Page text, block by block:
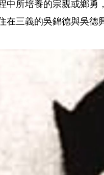
中所培養的宗親或鄉勇
在三義的吳錦德與吳德